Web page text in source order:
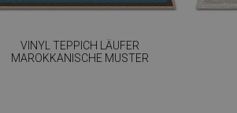
VINYL TEPPICH LÄUFER
MAROKKANISCHE MUSTER